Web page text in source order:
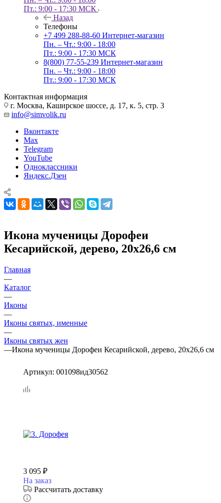
Пт.: 9:00 - 17:30 МСК
Назад
Телефоны
+7 499 288-88-60 Интернет-магазин
Пн. – Чт.: 9:00 - 18:00
Пт.: 9:00 - 17:30 МСК
8(800) 77-55-239 Интернет-магазин
Пн. – Чт.: 9:00 - 18:00
Пт.: 9:00 - 17:30 МСК
Контактная информация
г. Москва, Каширское шоссе, д. 17, к. 5, стр. 3
info@simvolik.ru
Вконтакте
Max
Telegram
YouTube
Одноклассники
Яндекс.Дзен
Икона мученицы Дорофеи
Кесарийской, дерево, 20х26,6 см
Главная
—
Каталог
—
Иконы
—
Иконы святых, именные
—
Иконы святых жен
—Икона мученицы Дорофеи Кесарийской, дерево, 20х26,6 см
Артикул: 001098ид30562
3 095 ₽
На заказ
Рассчитать доставку